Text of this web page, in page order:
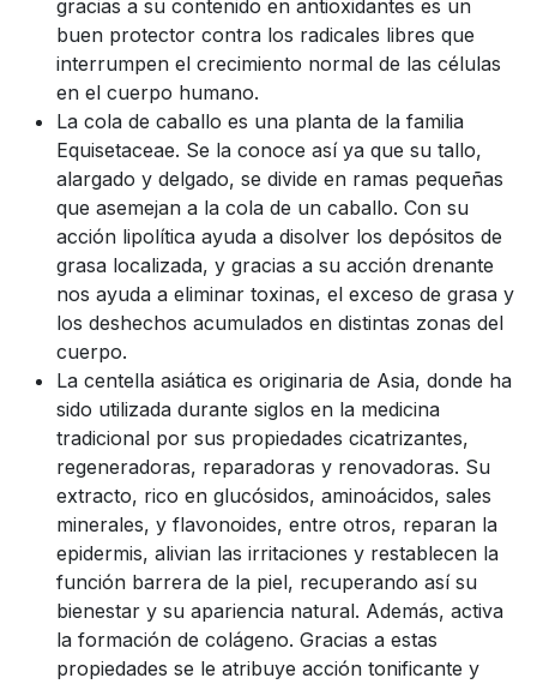
gracias a su contenido en antioxidantes es un
buen protector contra los radicales libres que
interrumpen el crecimiento normal de las células
en el cuerpo humano.
La cola de caballo es una planta de la familia
Equisetaceae. Se la conoce así ya que su tallo,
alargado y delgado, se divide en ramas pequeñas
que asemejan a la cola de un caballo. Con su
acción lipolítica ayuda a disolver los depósitos de
grasa localizada, y gracias a su acción drenante
nos ayuda a eliminar toxinas, el exceso de grasa y
los deshechos acumulados en distintas zonas del
cuerpo.
La centella asiática es originaria de Asia, donde ha
sido utilizada durante siglos en la medicina
tradicional por sus propiedades cicatrizantes,
regeneradoras, reparadoras y renovadoras. Su
extracto, rico en glucósidos, aminoácidos, sales
minerales, y flavonoides, entre otros, reparan la
epidermis, alivian las irritaciones y restablecen la
función barrera de la piel, recuperando así su
bienestar y su apariencia natural. Además, activa
la formación de colágeno. Gracias a estas
propiedades se le atribuye acción tonificante y